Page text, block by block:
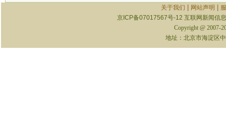
关于我们 网站声明
京ICP备07017567号-12 互联网新闻信
Copyright @ 2007-
地址：北京市海淀区